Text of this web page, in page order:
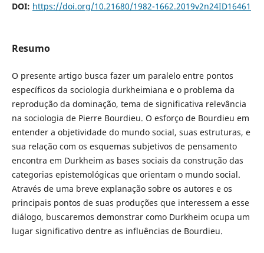
DOI: https://doi.org/10.21680/1982-1662.2019v2n24ID16461
Resumo
O presente artigo busca fazer um paralelo entre pontos
específicos da sociologia durkheimiana e o problema da
reprodução da dominação, tema de significativa relevância
na sociologia de Pierre Bourdieu. O esforço de Bourdieu em
entender a objetividade do mundo social, suas estruturas, e
sua relação com os esquemas subjetivos de pensamento
encontra em Durkheim as bases sociais da construção das
categorias epistemológicas que orientam o mundo social.
Através de uma breve explanação sobre os autores e os
principais pontos de suas produções que interessem a esse
diálogo, buscaremos demonstrar como Durkheim ocupa um
lugar significativo dentre as influências de Bourdieu.